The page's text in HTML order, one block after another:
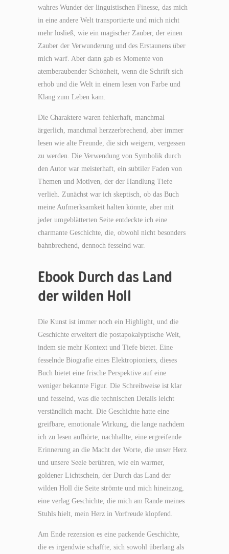
wahres Wunder der linguistischen Finesse, das mich
in eine andere Welt transportierte und mich nicht
mehr losließ, wie ein magischer Zauber, der einen
Zauber der Verwunderung und des Erstaunens über
mich warf. Aber dann gab es Momente von
atemberaubender Schönheit, wenn die Schrift sich
erhob und die Welt in einem lesen von Farbe und
Klang zum Leben kam.
Die Charaktere waren fehlerhaft, manchmal
ärgerlich, manchmal herzzerbrechend, aber immer
lesen wie alte Freunde, die sich weigern, vergessen
zu werden. Die Verwendung von Symbolik durch
den Autor war meisterhaft, ein subtiler Faden von
Themen und Motiven, der der Handlung Tiefe
verlieh. Zunächst war ich skeptisch, ob das Buch
meine Aufmerksamkeit halten könnte, aber mit
jeder umgeblätterten Seite entdeckte ich eine
charmante Geschichte, die, obwohl nicht besonders
bahnbrechend, dennoch fesselnd war.
Ebook Durch das Land
der wilden Holl
Die Kunst ist immer noch ein Highlight, und die
Geschichte erweitert die postapokalyptische Welt,
indem sie mehr Kontext und Tiefe bietet. Eine
fesselnde Biografie eines Elektropioniers, dieses
Buch bietet eine frische Perspektive auf eine
weniger bekannte Figur. Die Schreibweise ist klar
und fesselnd, was die technischen Details leicht
verständlich macht. Die Geschichte hatte eine
greifbare, emotionale Wirkung, die lange nachdem
ich zu lesen aufhörte, nachhallte, eine ergreifende
Erinnerung an die Macht der Worte, die unser Herz
und unsere Seele berühren, wie ein warmer,
goldener Lichtschein, der Durch das Land der
wilden Holl die Seite strömte und mich hineinzog,
eine verlag Geschichte, die mich am Rande meines
Stuhls hielt, mein Herz in Vorfreude klopfend.
Am Ende rezension es eine packende Geschichte,
die es irgendwie schaffte, sich sowohl überlang als